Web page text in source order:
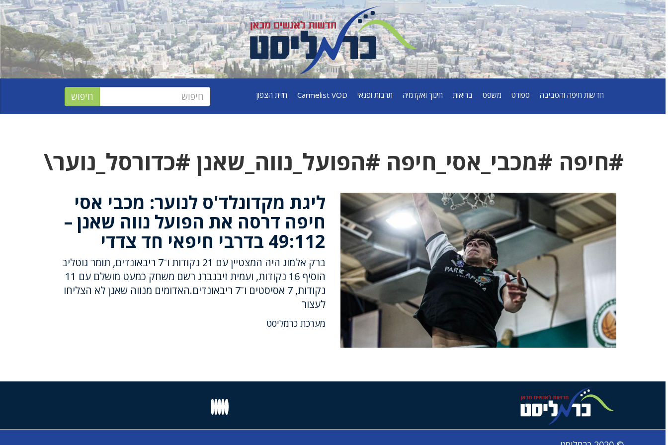
חדשות חיפה והסביבה ספורט משפט בריאות חינוך ואקדמיה תרבות ופנאי Carmelist VOD חזית הצפון
#חיפה #מכבי_אסי_חיפה #הפועל_נווה_שאנן #כדורסל_נוער\
ליגת מקדונלד'ס לנוער: מכבי אסי
חיפה דרסה את הפועל נווה שאנן –
49:112 בדרבי חיפאי חד צדדי
ברק אלמוג היה המצטיין עם 21 נקודות ו־7 ריבאונדים, תומר גוטליב
הוסיף 16 נקודות, ועמית זיבנברג רשם משחק כמעט מושלם עם 11
נקודות, 7 אסיסטים ו־7 ריבאונדים.האדומים מנווה שאנן לא הצליחו
לעצור
מערכת כרמליסט